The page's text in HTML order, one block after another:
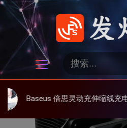
跳
发烧友
：
倍思灵动充伸缩线充电器 67W 3C，超耐用可伸缩线、氮化镓、3C多设备同时充